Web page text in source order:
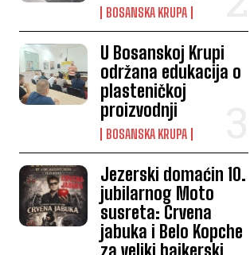
BOSANSKA KRUPA
U Bosanskoj Krupi
održana edukacija o
plasteničkoj
proizvodnji
BOSANSKA KRUPA
Jezerski domaćin 10.
jubilarnog Moto
susreta: Crvena
jabuka i Belo Kopche
za veliki bajkerski